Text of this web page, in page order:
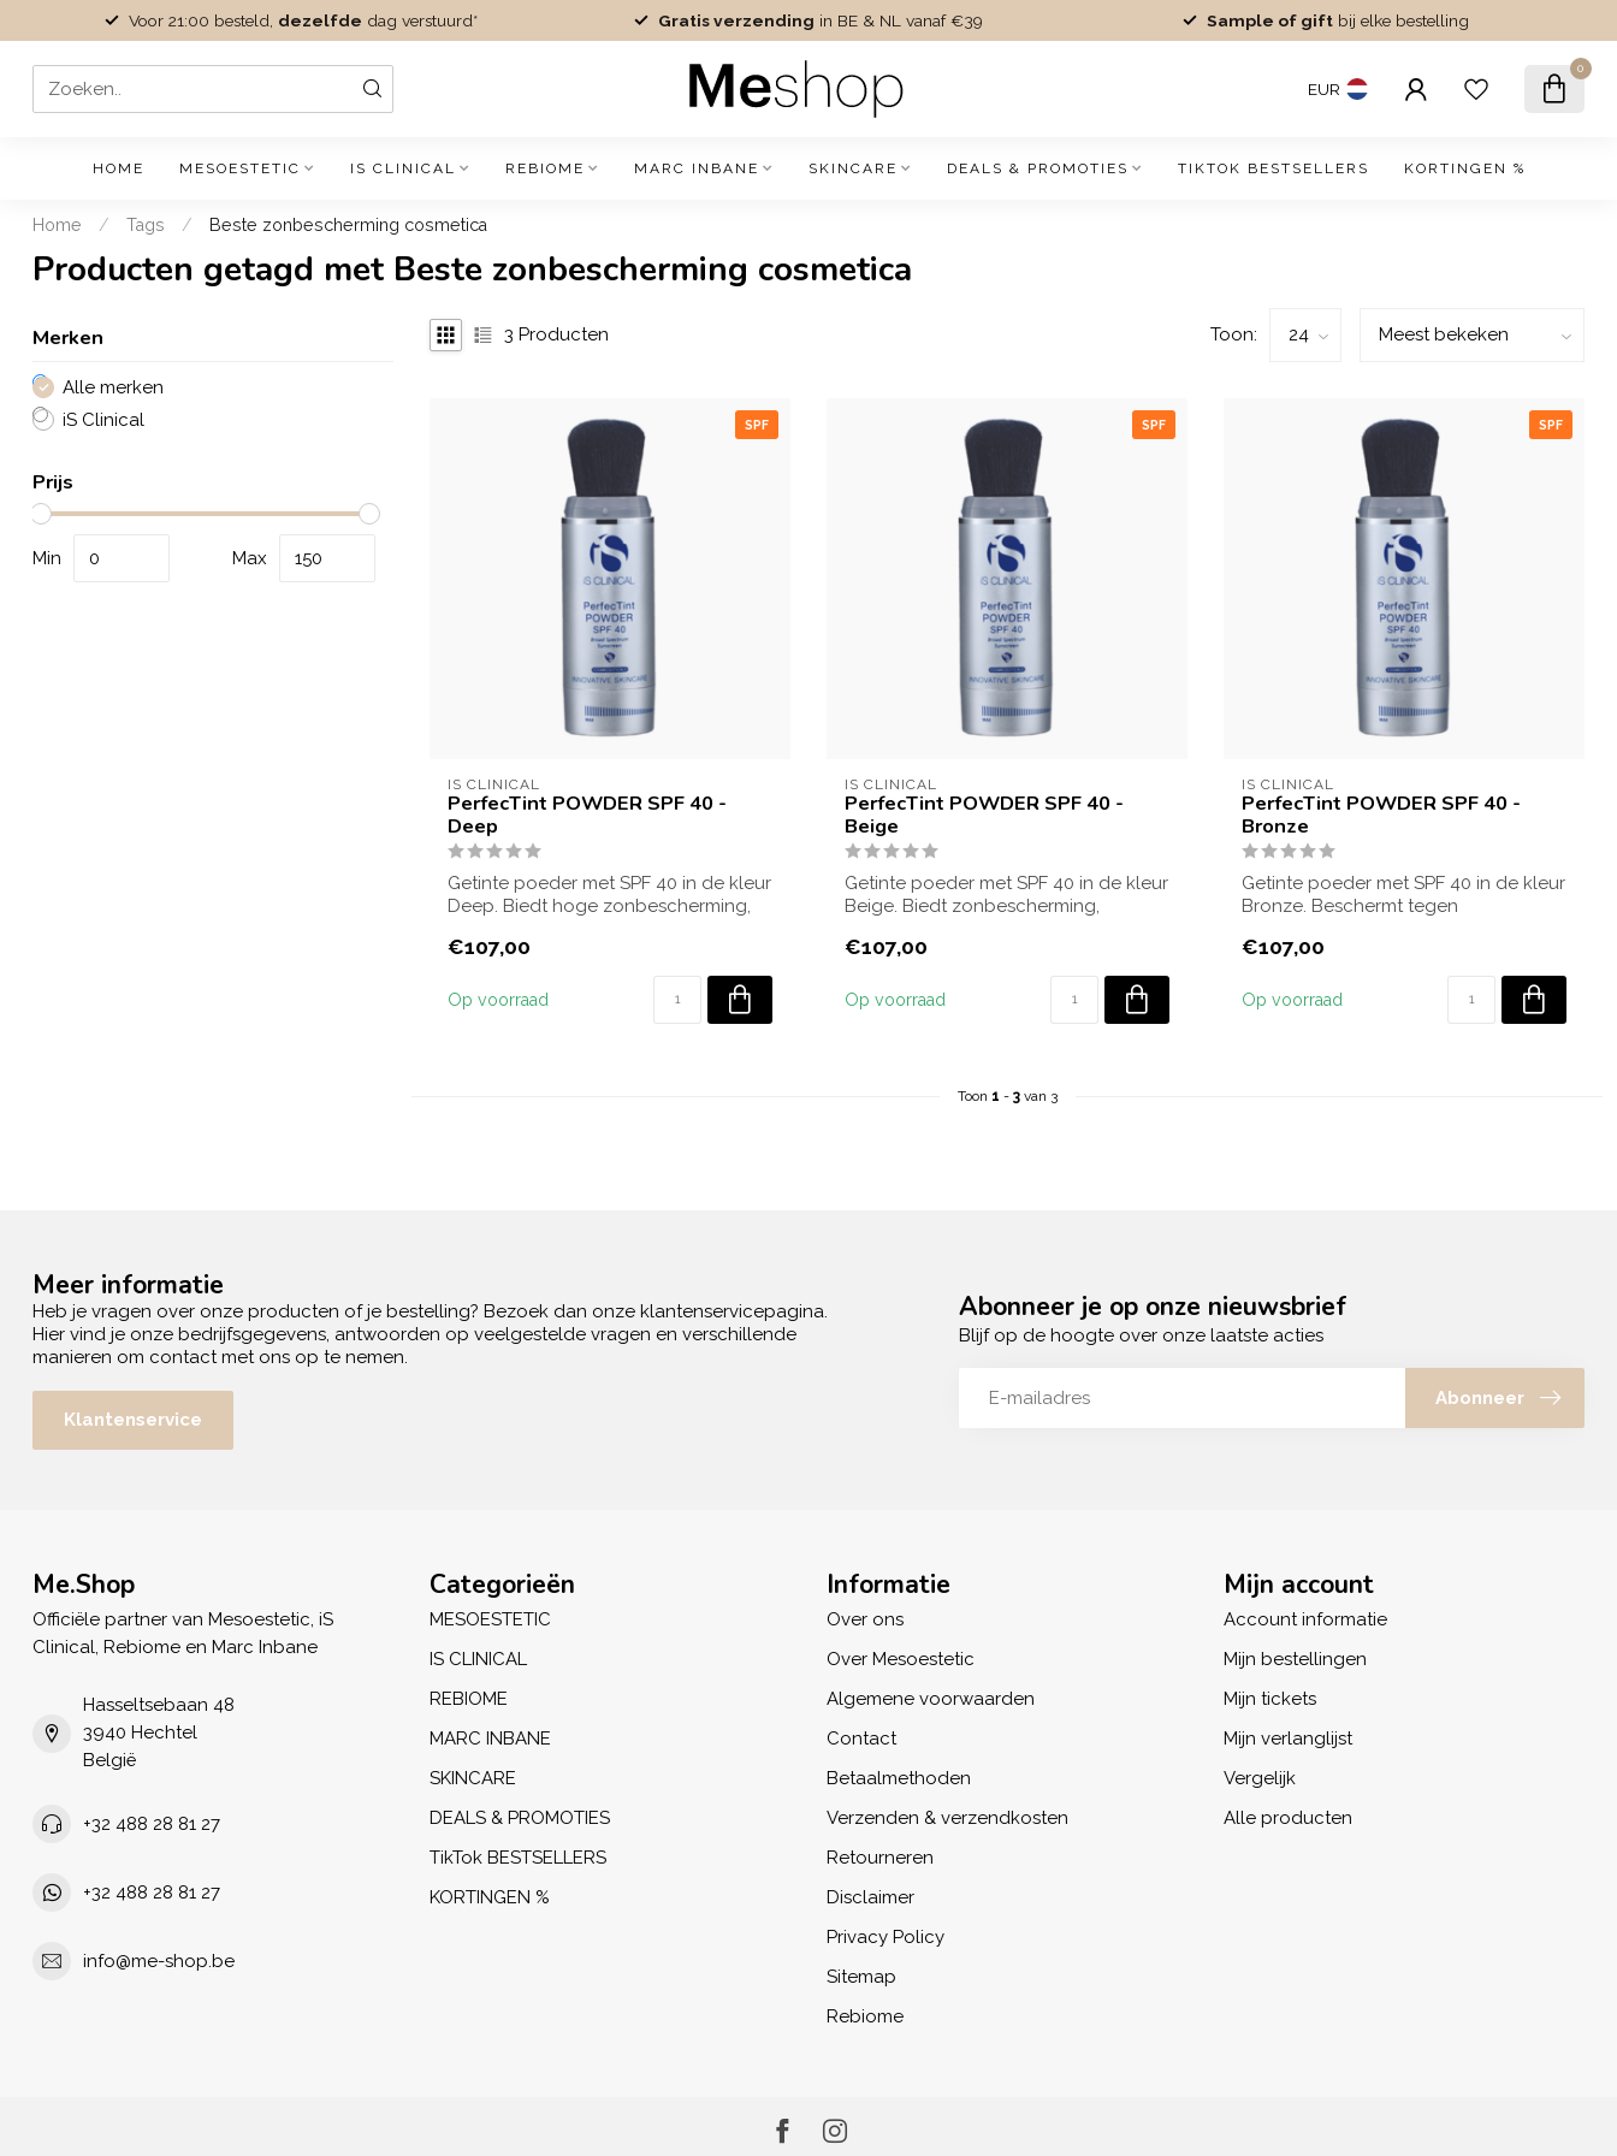
Voor 21:00 besteld, dezelfde dag verstuurd* Gratis verzending in BE & NL vanaf €39 Sample of gift bij elke bestelling
EUR
0
HOME MESOESTETIC IS CLINICAL REBIOME MARC INBANE SKINCARE DEALS & PROMOTIES TIKTOK BESTSELLERS KORTINGEN %
Home / Tags / Beste zonbescherming cosmetica
Producten getagd met Beste zonbescherming cosmetica
Merken
Alle merken
iS Clinical
Prijs
Min Max
3 Producten Toon:
SPF
IS CLINICAL
PerfecTint POWDER SPF 40 -
Deep
Getinte poeder met SPF 40 in de kleur
Deep. Biedt hoge zonbescherming,
€107,00
Op voorraad
SPF
IS CLINICAL
PerfecTint POWDER SPF 40 -
Beige
Getinte poeder met SPF 40 in de kleur
Beige. Biedt zonbescherming,
€107,00
Op voorraad
SPF
IS CLINICAL
PerfecTint POWDER SPF 40 -
Bronze
Getinte poeder met SPF 40 in de kleur
Bronze. Beschermt tegen
€107,00
Op voorraad
Toon 1 - 3van 3
Meer informatie
Heb je vragen over onze producten of je bestelling? Bezoek dan onze klantenservicepagina.
Hier vind je onze bedrijfsgegevens, antwoorden op veelgestelde vragen en verschillende
manieren om contact met ons op te nemen.
Klantenservice
Abonneer je op onze nieuwsbrief
Blijf op de hoogte over onze laatste acties
Abonneer
Me.Shop
Officiële partner van Mesoestetic, iS
Clinical, Rebiome en Marc Inbane
Hasseltsebaan 48
3940 Hechtel
België
+32 488 28 81 27
+32 488 28 81 27
info@me-shop.be
Categorieën
MESOESTETIC
IS CLINICAL
REBIOME
MARC INBANE
SKINCARE
DEALS & PROMOTIES
TikTok BESTSELLERS
KORTINGEN %
Informatie
Over ons
Over Mesoestetic
Algemene voorwaarden
Contact
Betaalmethoden
Verzenden & verzendkosten
Retourneren
Disclaimer
Privacy Policy
Sitemap
Rebiome
Mijn account
Account informatie
Mijn bestellingen
Mijn tickets
Mijn verlanglijst
Vergelijk
Alle producten